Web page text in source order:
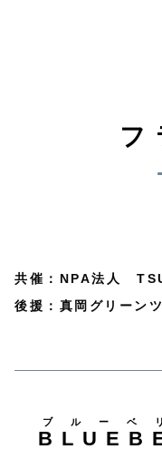
フ
共催：NPA法人
後援：真岡グリーン
ブルーベ